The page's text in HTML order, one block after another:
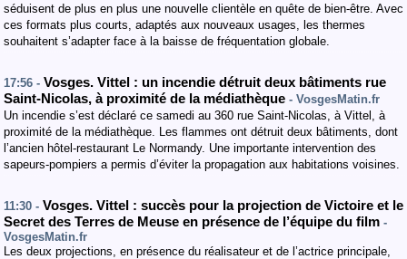
séduisent de plus en plus une nouvelle clientèle en quête de bien-être. Avec
ces formats plus courts, adaptés aux nouveaux usages, les thermes
souhaitent s’adapter face à la baisse de fréquentation globale.
17:56 - Vosges. Vittel : un incendie détruit deux bâtiments rue
Saint-Nicolas, à proximité de la médiathèque - VosgesMatin.fr
Un incendie s’est déclaré ce samedi au 360 rue Saint-Nicolas, à Vittel, à
proximité de la médiathèque. Les flammes ont détruit deux bâtiments, dont
l’ancien hôtel-restaurant Le Normandy. Une importante intervention des
sapeurs-pompiers a permis d’éviter la propagation aux habitations voisines.
11:30 - Vosges. Vittel : succès pour la projection de Victoire et le
Secret des Terres de Meuse en présence de l’équipe du film -
VosgesMatin.fr
Les deux projections, en présence du réalisateur et de l’actrice principale,